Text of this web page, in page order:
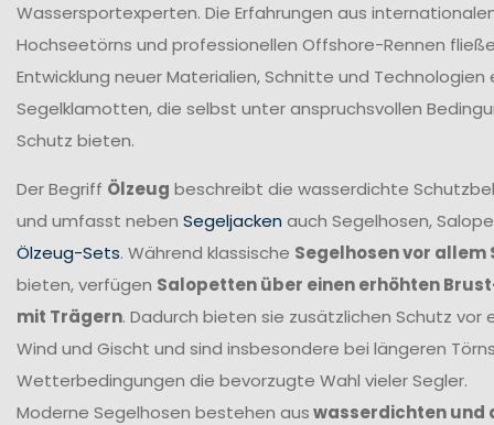
Wassersportexperten. Die Erfahrungen aus
Hochseetörns und professionellen Offshore-Rennen
Entwicklung neuer Materialien, Schnitte und Technologien
Segelklamotten, die selbst unter anspruchsvollen
Schutz bieten.
Der Begriff Ölzeug beschreibt die wasserdichte
und umfasst neben Segeljacken auch Segelhosen,
Ölzeug-Sets. Während klassische Segelhosen vor allem
bieten, verfügen Salopetten über einen erhöhten
mit Trägern. Dadurch bieten sie zusätzlichen Schutz vor
Wind und Gischt und sind insbesondere bei längeren
Wetterbedingungen die bevorzugte Wahl vieler Segler.
Moderne Segelhosen bestehen auswasserdichten und